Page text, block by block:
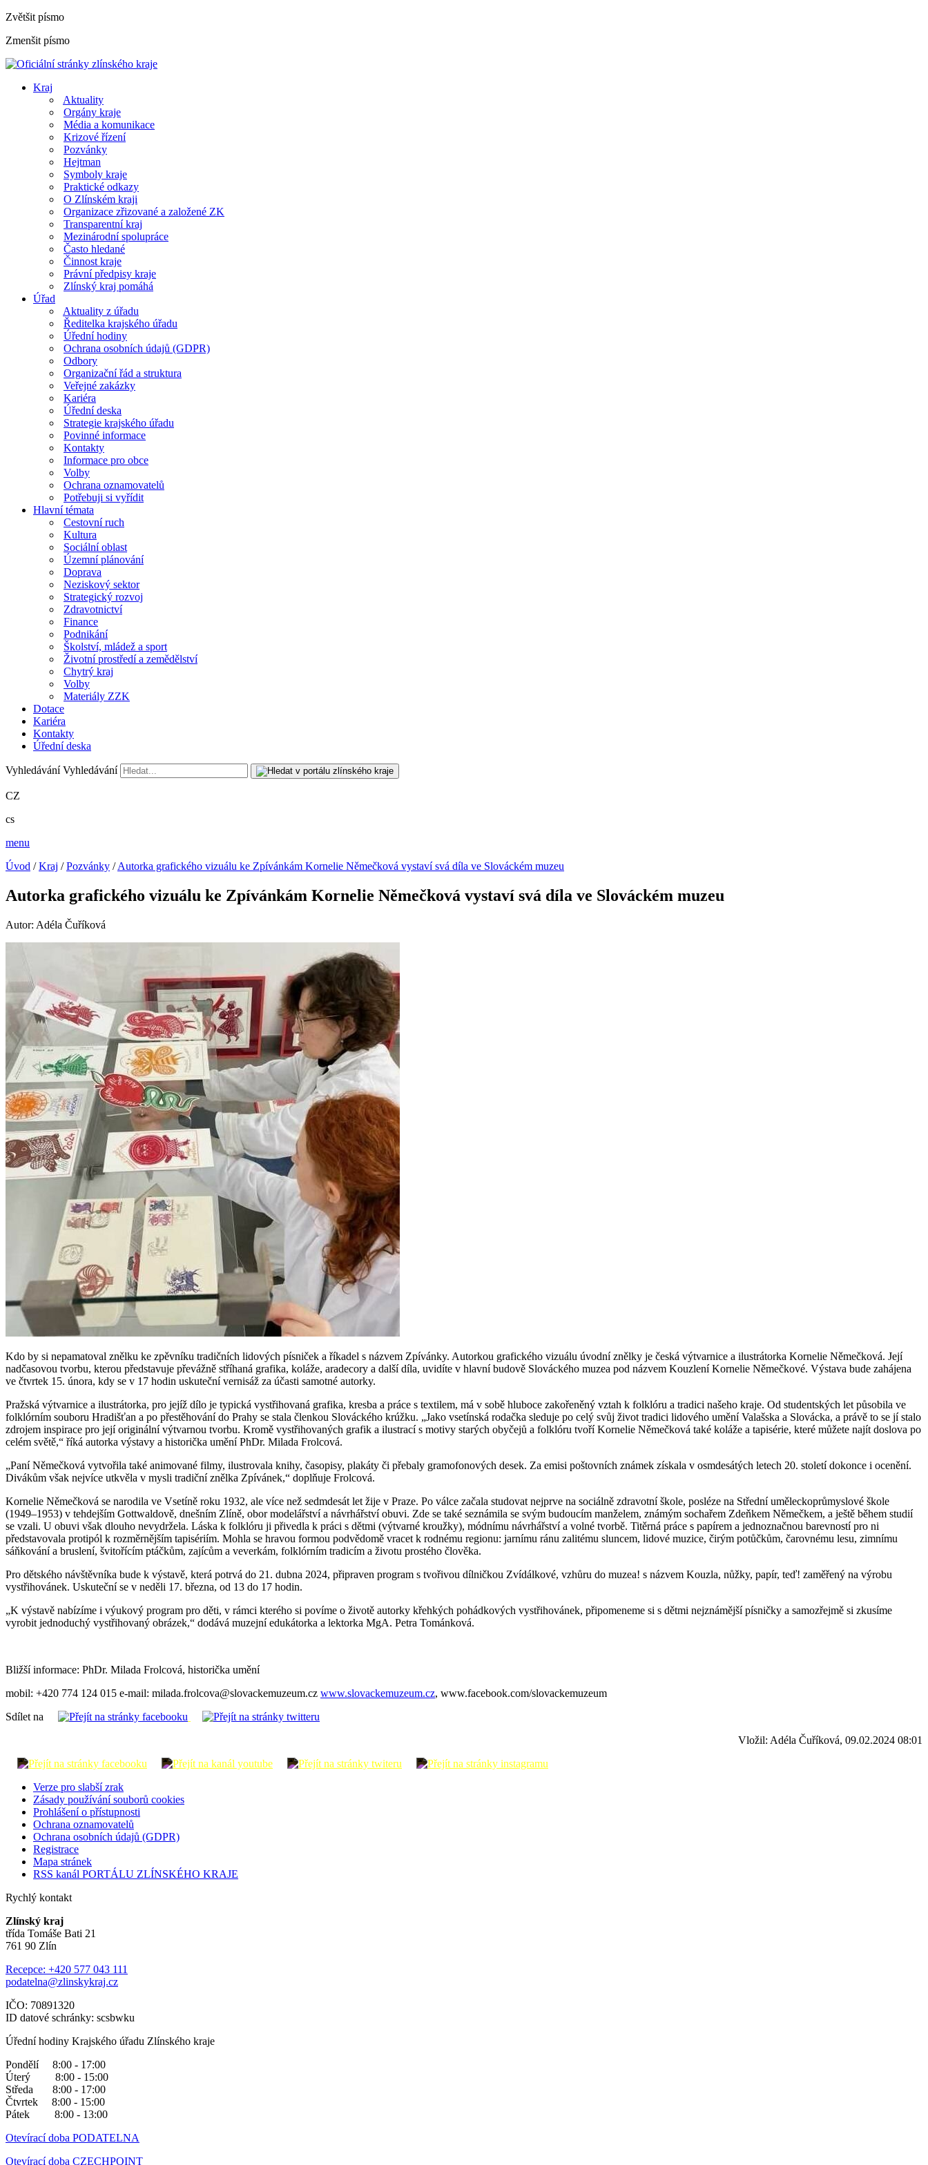
Zvětšit písmo
Zmenšit písmo
Kraj
Aktuality
Orgány kraje
Média a komunikace
Krizové řízení
Pozvánky
Hejtman
Symboly kraje
Praktické odkazy
O Zlínském kraji
Organizace zřizované a založené ZK
Transparentní kraj
Mezinárodní spolupráce
Často hledané
Činnost kraje
Právní předpisy kraje
Zlínský kraj pomáhá
Úřad
Aktuality z úřadu
Ředitelka krajského úřadu
Úřední hodiny
Ochrana osobních údajů (GDPR)
Odbory
Organizační řád a struktura
Veřejné zakázky
Kariéra
Úřední deska
Strategie krajského úřadu
Povinné informace
Kontakty
Informace pro obce
Volby
Ochrana oznamovatelů
Potřebuji si vyřídit
Hlavní témata
Cestovní ruch
Kultura
Sociální oblast
Územní plánování
Doprava
Neziskový sektor
Strategický rozvoj
Zdravotnictví
Finance
Podnikání
Školství, mládež a sport
Životní prostředí a zemědělství
Chytrý kraj
Volby
Materiály ZZK
Dotace
Kariéra
Kontakty
Úřední deska
Vyhledávání Vyhledávání
CZ
cs
menu
Úvod /Kraj /Pozvánky /Autorka grafického vizuálu ke Zpívánkám Kornelie Němečková vystaví svá díla ve Slováckém muzeu
Autorka grafického vizuálu ke Zpívánkám Kornelie Němečková vystaví svá díla ve Slováckém muzeu
Autor: Adéla Čuříková
Kdo by si nepamatoval znělku ke zpěvníku tradičních lidových písniček a říkadel s názvem Zpívánky. Autorkou grafického vizuálu úvodní znělky je česká výtvarnice a ilustrátorka Kornelie Němečková. Její
nadčasovou tvorbu, kterou představuje převážně stříhaná grafika, koláže, aradecory a další díla, uvidíte v hlavní budově Slováckého muzea pod názvem Kouzlení Kornelie Němečkové. Výstava bude zahájena
ve čtvrtek 15. února, kdy se v 17 hodin uskuteční vernisáž za účasti samotné autorky.
Pražská výtvarnice a ilustrátorka, pro jejíž dílo je typická vystřihovaná grafika, kresba a práce s textilem, má v sobě hluboce zakořeněný vztah k folklóru a tradici našeho kraje. Od studentských let působila ve
folklórním souboru Hradišťan a po přestěhování do Prahy se stala členkou Slováckého krúžku. „Jako vsetínská rodačka sleduje po celý svůj život tradici lidového umění Valašska a Slovácka, a právě to se jí stalo
zdrojem inspirace pro její originální výtvarnou tvorbu. Kromě vystřihovaných grafik a ilustrací s motivy starých obyčejů a folklóru tvoří Kornelie Němečková také koláže a tapisérie, které můžete najít doslova po
celém světě,“ říká autorka výstavy a historička umění PhDr. Milada Frolcová.
„Paní Němečková vytvořila také animované filmy, ilustrovala knihy, časopisy, plakáty či přebaly gramofonových desek. Za emisi poštovních známek získala v osmdesátých letech 20. století dokonce i ocenění.
Divákům však nejvíce utkvěla v mysli tradiční znělka Zpívánek,“ doplňuje Frolcová.
Kornelie Němečková se narodila ve Vsetíně roku 1932, ale více než sedmdesát let žije v Praze. Po válce začala studovat nejprve na sociálně zdravotní škole, posléze na Střední uměleckoprůmyslové škole
(1949–1953) v tehdejším Gottwaldově, dnešním Zlíně, obor modelářství a návrhářství obuvi. Zde se také seznámila se svým budoucím manželem, známým sochařem Zdeňkem Němečkem, a ještě během studií
se vzali. U obuvi však dlouho nevydržela. Láska k folklóru ji přivedla k práci s dětmi (výtvarné kroužky), módnímu návrhářství a volné tvorbě. Titěrná práce s papírem a jednoznačnou barevností pro ni
představovala protipól k rozměrnějším tapisériím. Mohla se hravou formou podvědomě vracet k rodnému regionu: jarnímu ránu zalitému sluncem, lidové muzice, čirým potůčkům, čarovnému lesu, zimnímu
sáňkování a bruslení, švitořícím ptáčkům, zajícům a veverkám, folklórním tradicím a životu prostého člověka.
Pro dětského návštěvníka bude k výstavě, která potrvá do 21. dubna 2024, připraven program s tvořivou dílničkou Zvídálkové, vzhůru do muzea! s názvem Kouzla, nůžky, papír, teď! zaměřený na výrobu
vystřihovánek. Uskuteční se v neděli 17. března, od 13 do 17 hodin.
„K výstavě nabízíme i výukový program pro děti, v rámci kterého si povíme o životě autorky křehkých pohádkových vystřihovánek, připomeneme si s dětmi nejznámější písničky a samozřejmě si zkusíme
vyrobit jednoduchý vystřihovaný obrázek,“ dodává muzejní edukátorka a lektorka MgA. Petra Tománková.
Bližší informace: PhDr. Milada Frolcová, historička umění
mobil: +420 774 124 015 e-mail: milada.frolcova@slovackemuzeum.cz www.slovackemuzeum.cz, www.facebook.com/slovackemuzeum
Sdílet na
Vložil: Adéla Čuříková, 09.02.2024 08:01
Verze pro slabší zrak
Zásady používání souborů cookies
Prohlášení o přístupnosti
Ochrana oznamovatelů
Ochrana osobních údajů (GDPR)
Registrace
Mapa stránek
RSS kanál PORTÁLU ZLÍNSKÉHO KRAJE
Rychlý kontakt
Zlínský kraj
třída Tomáše Bati 21
761 90 Zlín
Recepce: +420 577 043 111
podatelna@zlinskykraj.cz
IČO: 70891320
ID datové schránky: scsbwku
Úřední hodiny Krajského úřadu Zlínského kraje
Pondělí 8:00 - 17:00
Úterý 8:00 - 15:00
Středa 8:00 - 17:00
Čtvrtek 8:00 - 15:00
Pátek 8:00 - 13:00
Otevírací doba PODATELNA
Otevírací doba CZECHPOINT